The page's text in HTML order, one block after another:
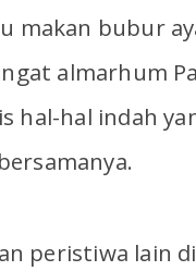
makan bubur
almarhum
hal-hal indah
peristiwa lain